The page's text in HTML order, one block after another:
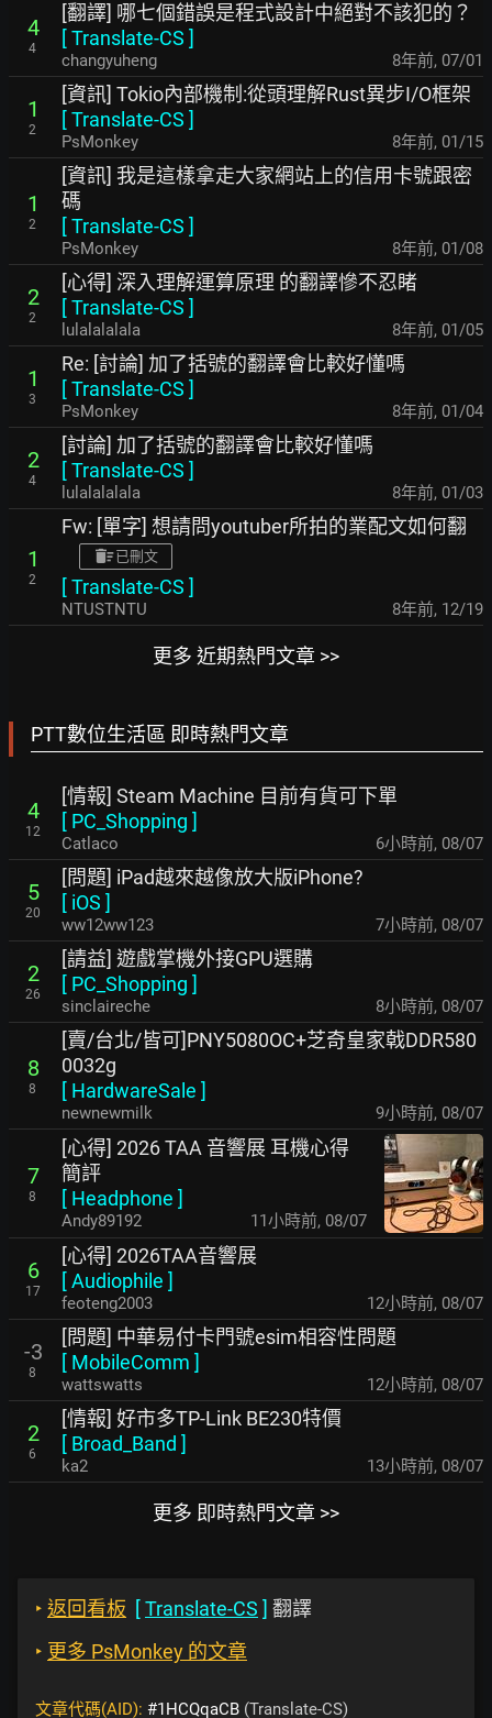
4
4
[翻譯] 哪七個錯誤是程式設計中絕對不該犯的？
[Translate-CS ]
changyuheng 8年前, 07/01
1
2
[資訊] Tokio內部機制:從頭理解Rust異步I/O框架
[Translate-CS ]
PsMonkey 8年前, 01/15
1
2
[資訊] 我是這樣拿走大家網站上的信用卡號跟密
碼
[Translate-CS ]
PsMonkey 8年前, 01/08
2
2
[心得] 深入理解運算原理 的翻譯慘不忍睹
[Translate-CS ]
lulalalalala 8年前, 01/05
1
3
Re: [討論] 加了括號的翻譯會比較好懂嗎
[Translate-CS ]
PsMonkey 8年前, 01/04
2
4
[討論] 加了括號的翻譯會比較好懂嗎
[Translate-CS ]
lulalalalala 8年前, 01/03
1
2
Fw: [單字] 想請問youtuber所拍的業配文如何翻
已刪文
[Translate-CS ]
NTUSTNTU 8年前, 12/19
更多 近期熱門文章 >>
PTT數位生活區 即時熱門文章
4
12
[情報] Steam Machine 目前有貨可下單
[ PC_Shopping ]
Catlaco 6小時前, 08/07
5
20
[問題] iPad越來越像放大版iPhone?
[ iOS ]
ww12ww123 7小時前, 08/07
2
26
[請益] 遊戲掌機外接GPU選購
[ PC_Shopping ]
sinclaireche 8小時前, 08/07
8
8
[賣/台北/皆可]PNY5080OC+芝奇皇家戟DDR580
0032g
[ HardwareSale ]
newnewmilk 9小時前, 08/07
7
8
[心得] 2026 TAA 音響展 耳機心得
簡評
[ Headphone ]
Andy89192 11小時前, 08/07
6
17
[心得] 2026TAA音響展
[Audiophile ]
feoteng2003 12小時前, 08/07
-3
8
[問題] 中華易付卡門號esim相容性問題
[ MobileComm ]
wattswatts 12小時前, 08/07
2
6
[情報] 好市多TP-Link BE230特價
[ Broad_Band ]
ka2 13小時前, 08/07
更多 即時熱門文章 >>
‣ 返回看板 [Translate-CS ] 翻譯
‣ 更多 PsMonkey 的文章
文章代碼(AID): #1HCQqaCB (Translate-CS)